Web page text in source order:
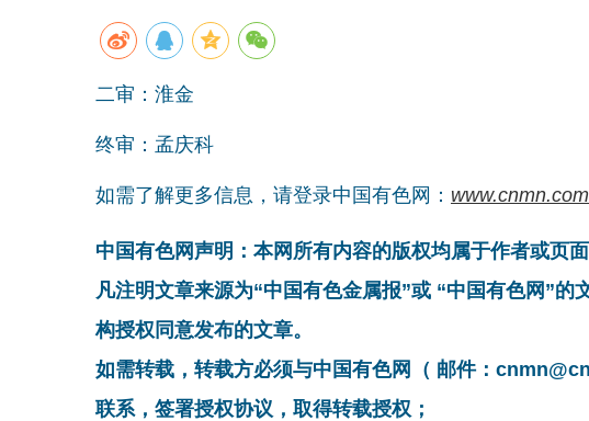
二审：淮金
终审：孟庆科
如需了解更多信息，请登录中国有色网：
中国有色网声明：本网所有内容的版权均属于作者或页面
凡注明文章来源为“中国有色金属报”或 “中国有色网”
构授权同意发布的文章。
如需转载，转载方必须与中国有色网（ 邮件：
联系，签署授权协议，取得转载授权；